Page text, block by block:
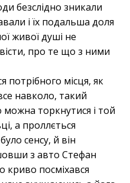
безслідно зникали
і їх подальша доля
живої душі не
про те що з ними
потрібного місця, як
навколо, такий
торкнутися і той
а проллється
сенсу, й він
з авто Стефан
криво посміхався